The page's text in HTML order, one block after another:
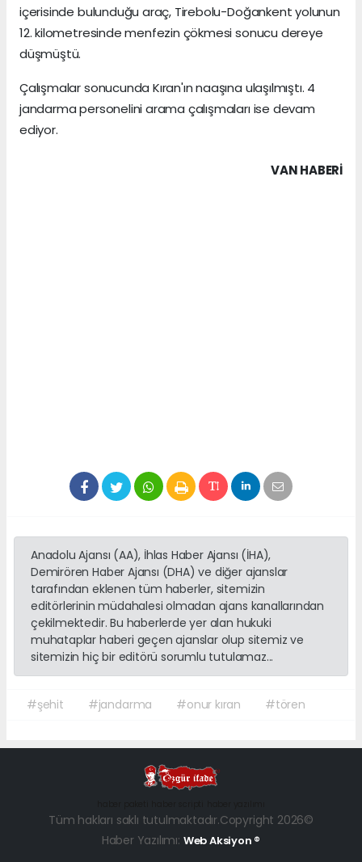
içerisinde bulunduğu araç, Tirebolu-Doğankent yolunun
12. kilometresinde menfezin çökmesi sonucu dereye
düşmüştü.
Çalışmalar sonucunda Kıran'ın naaşına ulaşılmıştı. 4
jandarma personelini arama çalışmaları ise devam
ediyor.
VAN HABERİ
Anadolu Ajansı (AA), İhlas Haber Ajansı (İHA),
Demirören Haber Ajansı (DHA) ve diğer ajanslar
tarafından eklenen tüm haberler, sitemizin
editörlerinin müdahalesi olmadan ajans kanallarından
çekilmektedir. Bu haberlerde yer alan hukuki
muhataplar haberi geçen ajanslar olup sitemiz ve
sitemizin hiç bir editörü sorumlu tutulamaz...
#şehit #jandarma #onur kıran #tören
Tüm hakları saklı tutulmaktadır.Copyright 2026©
Haber Yazılımı: Web Aksiyon ®